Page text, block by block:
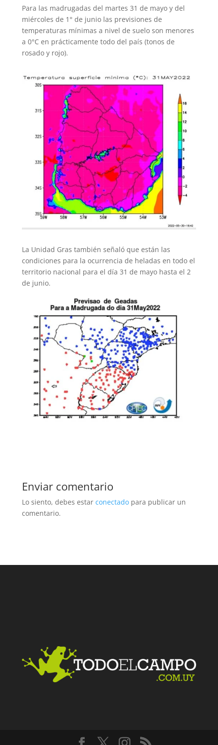
Para las madrugadas del martes 31 de mayo y del
miércoles de 1° de junio las previsiones de
temperaturas mínimas a nivel de suelo son menores
a 0°C en prácticamente todo del país (tonos de
rosado y rojo).
La Unidad Gras también señaló que están las
condiciones para la ocurrencia de heladas en todo el
territorio nacional para el día 31 de mayo hasta el 2
de junio.
Enviar comentario
Lo siento, debes estar conectadopara publicar un
comentario.
Facebook